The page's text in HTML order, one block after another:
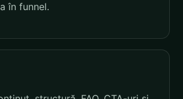
în funnel.